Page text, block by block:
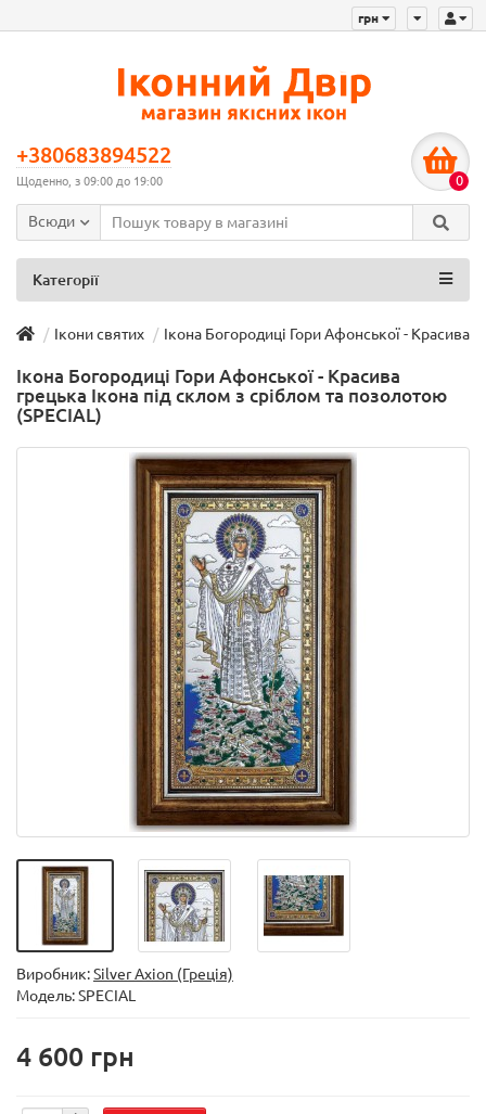
грн
+380683894522
Щоденно, з 09:00 до 19:00 0
Всюди
Категорії
Ікони святих Ікона Богородиці Гори Афонської - Красива
Ікона Богородиці Гори Афонської - Красива
грецька Ікона під склом з сріблом та позолотою
(SPECIAL)
Виробник:Silver Axion (Греція)
Модель:SPECIAL
4 600 грн